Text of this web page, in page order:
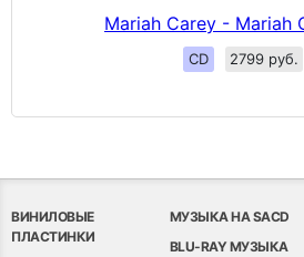
Mariah Carey - Mariah
CD 2799 руб.
ВИНИЛОВЫЕ
ПЛАСТИНКИ
МУЗЫКА НА SACD
BLU-RAY МУЗЫКА